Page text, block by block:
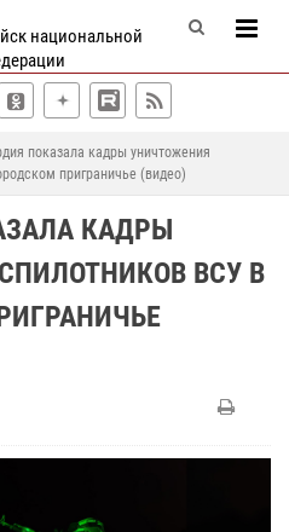
национальной
показала кадры уничтожения
приграничье (видео)
КАДРЫ
ВСУ В